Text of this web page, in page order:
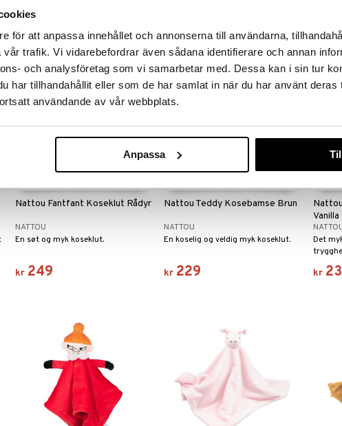
för att anpassa innehållet och annonserna till användarna,
trafik. Vi vidarebefordrar även sådana identifierare och annan
och analysföretag som vi samarbetar med. Dessa kan i sin tur
har tillhandahållit eller som de har samlat in när du har använt deras
användande av vår webbplats.
Anpassa
kr 239
Nattou Fantfant Koseklut Rådyr
NATTOU
En søt og myk koseklut.
kr 249
Nattou Teddy Kosebamse Brun
NATTOU
En koselig og veldig myk koseklut.
kr 229
Vanilla
Det
kr